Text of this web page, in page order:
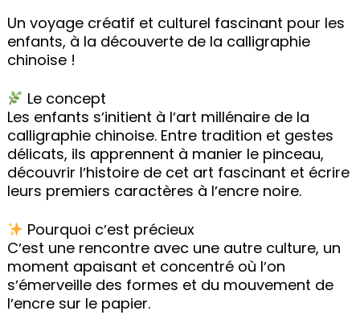
Un voyage créatif et culturel fascinant pour les
enfants, à la découverte de la calligraphie
chinoise !
Le concept
Les enfants sʼinitient à lʼart millénaire de la
calligraphie chinoise. Entre tradition et gestes
délicats, ils apprennent à manier le pinceau,
découvrir lʼhistoire de cet art fascinant et écrire
leurs premiers caractères à lʼencre noire.
Pourquoi cʼest précieux
Cʼest une rencontre avec une autre culture, un
moment apaisant et concentré où lʼon
sʼémerveille des formes et du mouvement de
lʼencre sur le papier.